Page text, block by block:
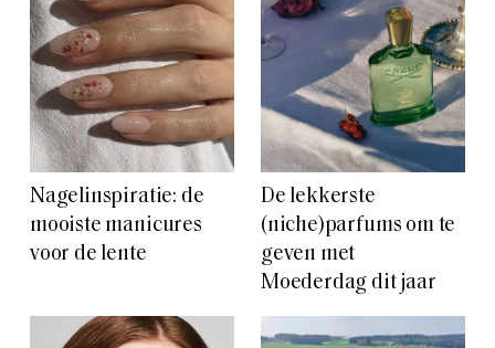
Nagelinspiratie: de
mooiste manicures
voor de lente
De lekkerste
(niche)parfums om te
geven met
Moederdag dit jaar